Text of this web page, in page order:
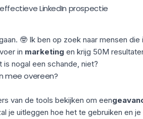
LinkedIn prospectie
🤓 Ik ben op zoek naar mensen
in marketing en krijg 50M
nogal een schande, niet?
mee overeen?
van de tools bekijken om een
je uitleggen hoe het te gebruiken en